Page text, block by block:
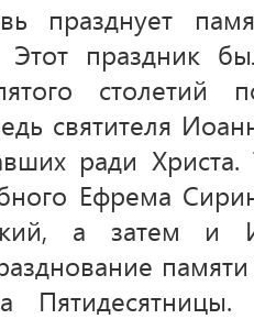
празднует
Этот праздник
столетий
святителя
ради
Ефрема
а затем и
Пятидесятницы.